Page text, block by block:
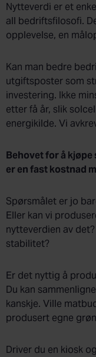
Nytteverdi er et
all bedriftsfilosofi.
opplevelse, en
Kan man bedre
utgiftsposter som
investering. Ikke
etter få år, slik
energikilde. Vi
Behovet for å
er en fast kostnad
Spørsmålet er jo
Eller kan vi
nytteverdien av
stabilitet?
Er det nyttig å
Du kan
kanskje. Ville
produsert egne
Driver du en kiosk